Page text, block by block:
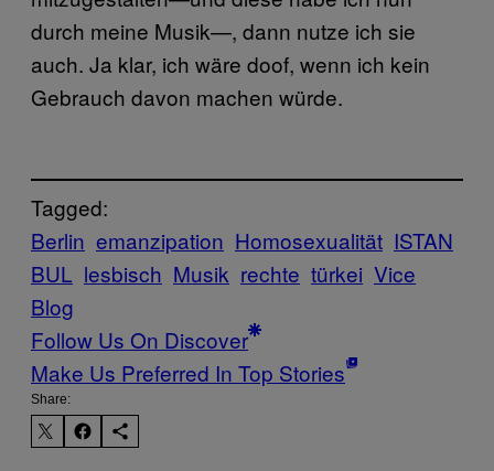
durch meine Musik—, dann nutze ich sie
auch. Ja klar, ich wäre doof, wenn ich kein
Gebrauch davon machen würde.
Tagged:
Berlin emanzipation Homosexualität ISTAN
BUL lesbisch Musik rechte türkei Vice
Blog
Follow Us On Discover
Make Us Preferred In Top Stories
Share: